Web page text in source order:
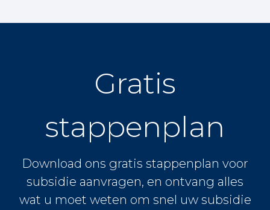
Gratis
stappenplan
Download ons gratis stappenplan voor
subsidie aanvragen, en ontvang alles
wat u moet weten om snel uw subsidie